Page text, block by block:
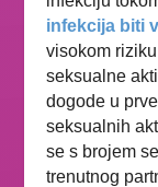
infekcija biti
visokom
seksualne
dogode u
seksualnih
se s brojem
trenutnog